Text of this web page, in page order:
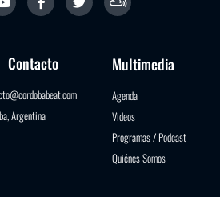
Contacto
Argentina
Multimedia
Agenda
Videos
Programas / Podcast
Quiénes Somos